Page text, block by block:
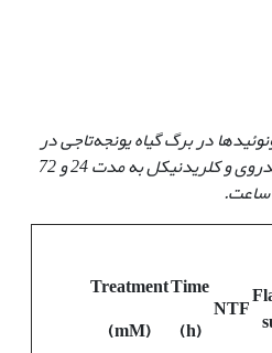
در برگ گیاه یونجه‌تاجی در
تیمار با غلظت‏های مختلف کلریدروی و کلریدنیکل به مدت 24 و 72
ساعت.
Treatment
(mM)
Time
(h)
NTF